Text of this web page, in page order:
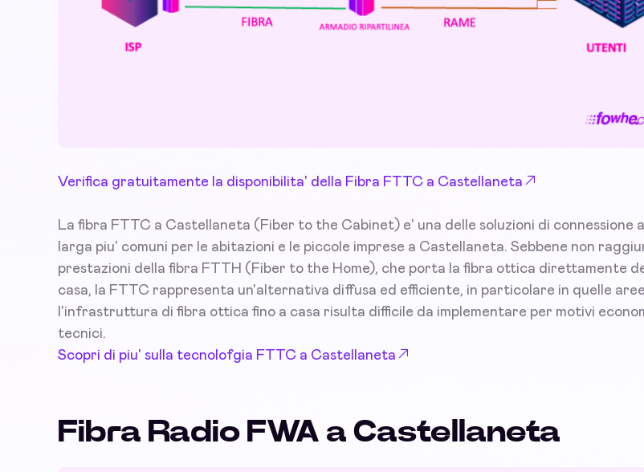
Verifica gratuitamente la disponibilita' della Fibra FTTC a Castellaneta
La fibra FTTC a Castellaneta (Fiber to the Cabinet) e' una delle soluzioni di connessione
larga piu' comuni per le abitazioni e le piccole imprese a Castellaneta. Sebbene non
prestazioni della fibra FTTH (Fiber to the Home), che porta la fibra ottica direttamente
casa, la FTTC rappresenta un'alternativa diffusa ed efficiente, in particolare in quelle
l'infrastruttura di fibra ottica fino a casa risulta difficile da implementare per motivi
tecnici.
Scopri di piu' sulla tecnolofgia FTTC a Castellaneta
Fibra Radio FWA a Castellaneta